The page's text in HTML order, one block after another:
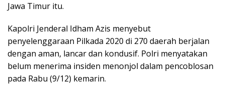
Jawa Timur itu.
Kapolri Jenderal Idham Azis menyebut
penyelenggaraan Pilkada 2020 di 270 daerah berjalan
dengan aman, lancar dan kondusif. Polri menyatakan
belum menerima insiden menonjol dalam pencoblosan
pada Rabu (9/12) kemarin.